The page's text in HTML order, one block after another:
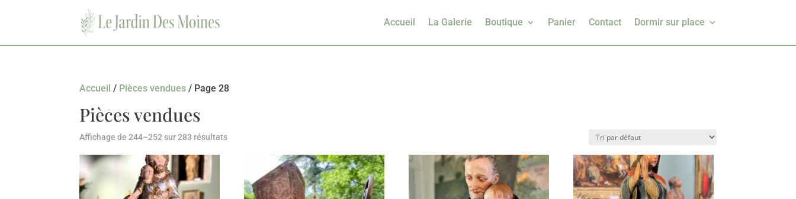
Accueil La Galerie Boutique Panier Contact Dormir sur place
Accueil / Pièces vendues / Page 28
Pièces vendues
Affichage de 244–252 sur 283 résultats